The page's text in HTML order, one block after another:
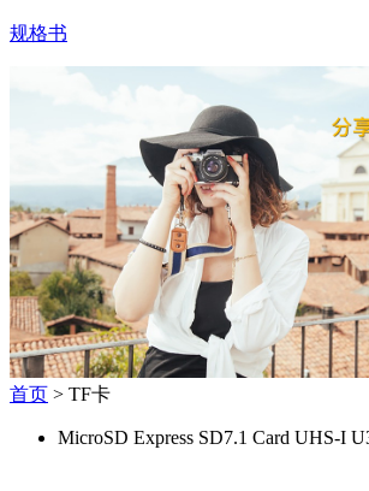
规格书
首页 > TF卡
MicroSD Express SD7.1 Card UHS-I